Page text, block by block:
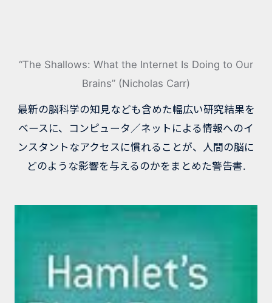
“The Shallows: What the Internet Is Doing to Our
Brains” (Nicholas Carr)
ベースに、コンピュータ／ネットによる情報へのイ
どのような影響を与えるのかをまとめた警告書.